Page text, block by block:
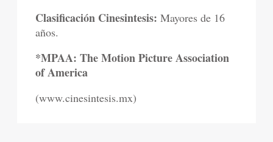
Clasificación Cinesintesis: Mayores de 16
años.
*MPAA: The Motion Picture Association
of America
(www.cinesintesis.mx)